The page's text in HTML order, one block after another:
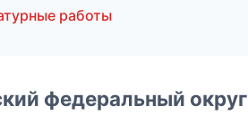
работы
федеральный округ